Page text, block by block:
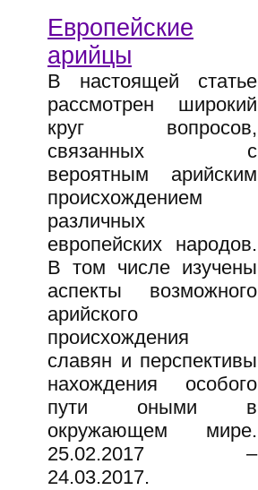
Европейские
арийцы
В настоящей статье
рассмотрен широкий
круг вопросов,
связанных с
вероятным арийским
происхождением
различных
европейских народов.
В том числе изучены
аспекты возможного
арийского
происхождения
славян и перспективы
нахождения особого
пути оными в
окружающем мире.
25.02.2017 –
24.03.2017.